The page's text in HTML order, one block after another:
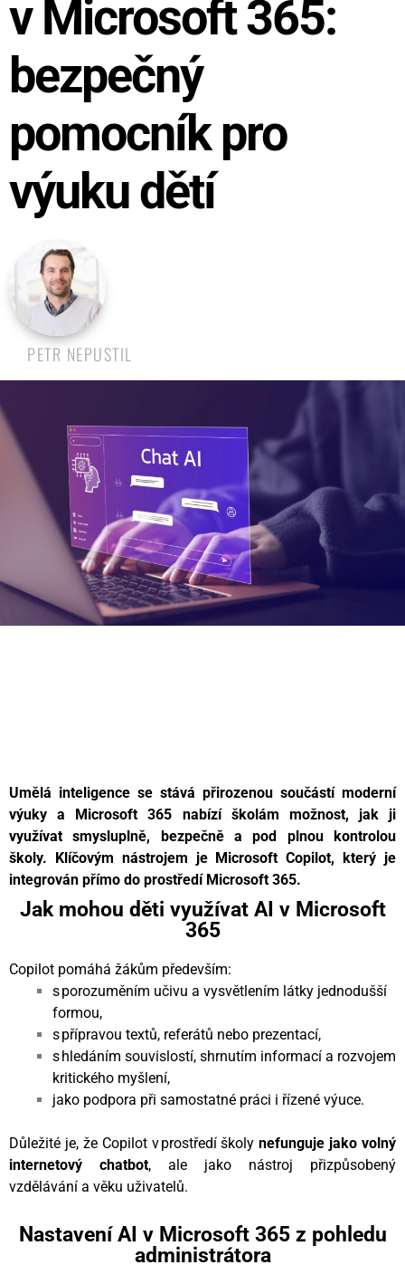
v Microsoft 365:
bezpečný
pomocník pro
výuku dětí
PETR NEPUSTIL
Umělá inteligence se stává přirozenou součástí moderní
výuky a Microsoft 365 nabízí školám možnost, jak ji
využívatsmysluplně, bezpečně a pod plnou kontrolou
školy. Klíčovým nástrojem je Microsoft Copilot, který je
integrován přímo do prostředí Microsoft 365.
Jak mohou děti využívat AI v Microsoft
365
Copilot pomáhá žákům především:
s porozuměním učivu a vysvětlením látky jednodušší
formou,
s přípravou textů, referátů nebo prezentací,
s hledáním souvislostí, shrnutím informací a rozvojem
kritického myšlení,
jako podpora při samostatné práci i řízené výuce.
Důležité je, že Copilot v prostředí školynefunguje jako volný
internetový chatbot, ale jako nástroj přizpůsobený
vzdělávání a věku uživatelů.
Nastavení AI v Microsoft 365 z pohledu
administrátora